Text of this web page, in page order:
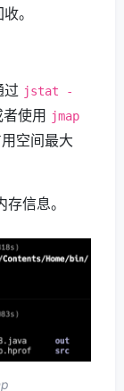
。
过 jstat -
使用
jmap
空间最大
信息。